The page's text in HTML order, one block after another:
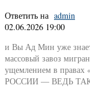
Ответить на admin
02.06.2026 19:00
и Вы Ад Мин уже
массовый завоз
ущемлением в правах
РОССИИ — ВЕДЬ ТАК